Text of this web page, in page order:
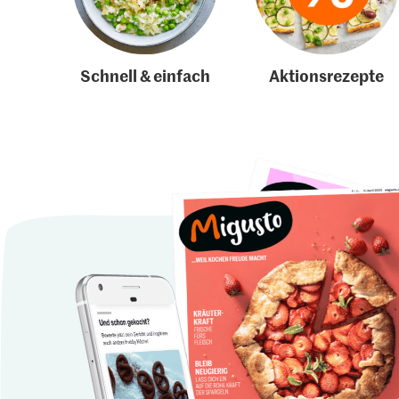
Schnell & einfach Aktionsrezepte